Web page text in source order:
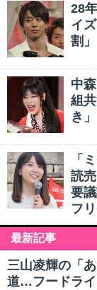
28
イ
割
中
組
き」
「
読
要
フ
最新記事
三山凌輝の「
道…フードライ